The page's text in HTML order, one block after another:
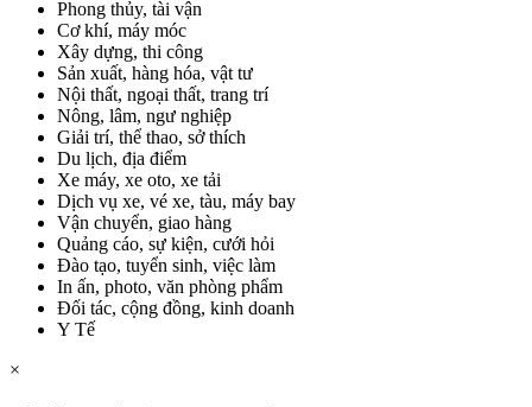
Phong thủy, tài vận
Cơ khí, máy móc
Xây dựng, thi công
Sản xuất, hàng hóa, vật tư
Nội thất, ngoại thất, trang trí
Nông, lâm, ngư nghiệp
Giải trí, thể thao, sở thích
Du lịch, địa điểm
Xe máy, xe oto, xe tải
Dịch vụ xe, vé xe, tàu, máy bay
Vận chuyển, giao hàng
Quảng cáo, sự kiện, cưới hỏi
Đào tạo, tuyển sinh, việc làm
In ấn, photo, văn phòng phẩm
Đối tác, cộng đồng, kinh doanh
Y Tế
×